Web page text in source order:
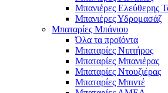
Μπανιέρες Ελεύθερης
Μπανιέρες Υδρομασάζ
Μπαταρίες Μπάνιου
Όλα τα προϊόντα
Μπαταρίες Νιπτήρος
Μπαταρίες Μπανιέρας
Μπαταρίες Ντουζιέρας
Μπαταρίες Μπιντέ